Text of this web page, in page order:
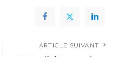
ARTICLE SUIVANT